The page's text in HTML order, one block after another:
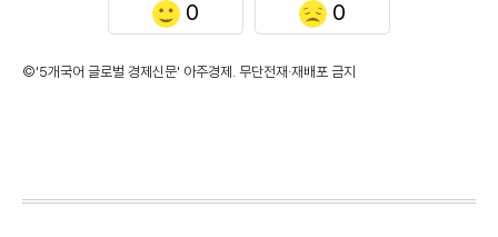
0 0
©'5개국어 글로벌 경제신문' 아주경제. 무단전재·재배포 금지